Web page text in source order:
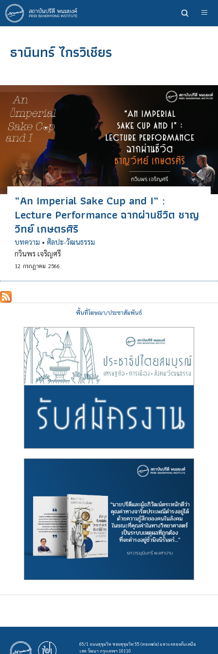
ข้าม
ไป
ยัง
หลักธานินทร์ ไกรวิเชียร
“An Imperial Sake Cup and I” :
Lecture Performance ฉากผ่านชีวิต ชาญ
วิทย์ เกษตรศิริ
บทความ • ศิลปะ-วัฒนธรรม
กวินพร เจริญศรี
12 กรกฎาคม 2566
พื้นที่โฆษณา/ประชาสัมพันธ์
65/1 ถนนสุขุมวิท ซอยสุขุมวิท 55 (ทองหล่อ) แขวง คลองตันเหนือ
เขต วัฒนา กรุงเทพฯ 10110